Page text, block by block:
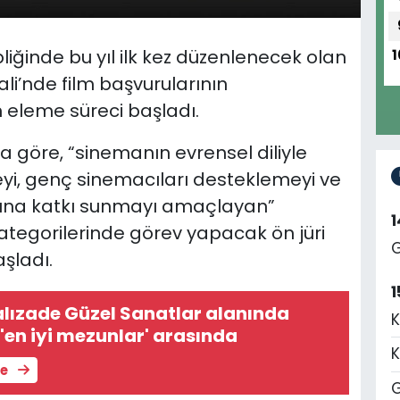
bu yıl ilk kez düzenlenecek olan
film başvurularının
süreci başladı.
göre, “sinemanın evrensel diliyle
genç sinemacıları desteklemeyi ve
katkı sunmayı amaçlayan”
görev yapacak ön jüri
Güzel Sanatlar alanında
iyi mezunlar' arasında